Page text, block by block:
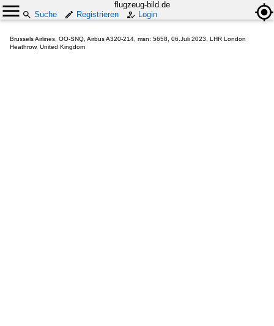
flugzeug-bild.de
Suche
Registrieren Login
Brussels Airlines, OO-SNQ, Airbus A320-214, msn: 5658, 06.Juli 2023, LHR London
Heathrow, United Kingdom